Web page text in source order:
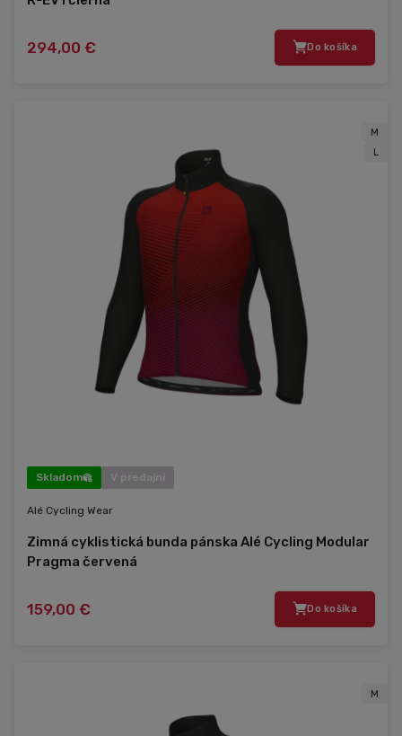
294,00 € Do košíka
M
L
Skladom V predajni
Alé Cycling Wear
Zimná cyklistická bunda pánska Alé Cycling Modular
Pragma červená
159,00 € Do košíka
M